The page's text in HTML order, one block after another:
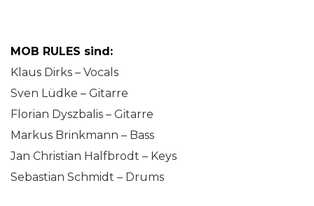
MOB RULES sind:
Klaus Dirks – Vocals
Sven Lüdke – Gitarre
Florian Dyszbalis – Gitarre
Markus Brinkmann – Bass
Jan Christian Halfbrodt – Keys
Sebastian Schmidt – Drums